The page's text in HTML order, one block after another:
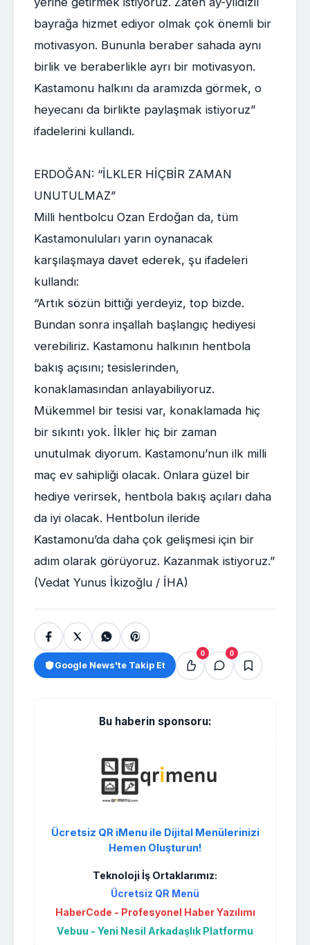
bayrağa hizmet ediyor olmak çok önemli bir
motivasyon. Bununla beraber sahada aynı
birlik ve beraberlikle ayrı bir motivasyon.
Kastamonu halkını da aramızda görmek, o
heyecanı da birlikte paylaşmak istiyoruz”
ifadelerini kullandı.
ERDOĞAN: “İLKLER HİÇBİR ZAMAN
UNUTULMAZ”
Milli hentbolcu Ozan Erdoğan da, tüm
Kastamonuluları yarın oynanacak
karşılaşmaya davet ederek, şu ifadeleri
kullandı:
“Artık sözün bittiği yerdeyiz, top bizde.
Bundan sonra inşallah başlangıç hediyesi
verebiliriz. Kastamonu halkının hentbola
bakış açısını; tesislerinden,
konaklamasından anlayabiliyoruz.
Mükemmel bir tesisi var, konaklamada hiç
bir sıkıntı yok. İlkler hiç bir zaman
unutulmak diyorum. Kastamonu’nun ilk milli
maç ev sahipliği olacak. Onlara güzel bir
hediye verirsek, hentbola bakış açıları daha
da iyi olacak. Hentbolun ileride
Kastamonu’da daha çok gelişmesi için bir
adım olarak görüyoruz. Kazanmak istiyoruz.”
(Vedat Yunus İkizoğlu / İHA)
Google News'te Takip Et
0 0
Bu haberin sponsoru:
Ücretsiz QR iMenu ile Dijital Menülerinizi
Hemen Oluşturun!
Teknoloji İş Ortaklarımız:
Ücretsiz QR Menü
HaberCode - Profesyonel Haber Yazılımı
Vebuu - Yeni Nesil Arkadaşlık Platformu